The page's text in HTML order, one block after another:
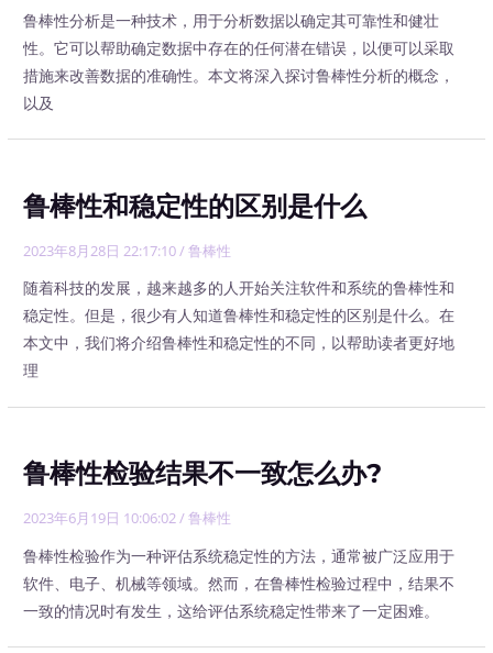
鲁棒性分析是一种技术，用于分析数据以确定其可靠性和健壮
性。它可以帮助确定数据中存在的任何潜在错误，以便可以采取
措施来改善数据的准确性。本文将深入探讨鲁棒性分析的概念，
以及
鲁棒性和稳定性的区别是什么
2023年8月28日 22:17:10/鲁棒性
随着科技的发展，越来越多的人开始关注软件和系统的鲁棒性和
稳定性。但是，很少有人知道鲁棒性和稳定性的区别是什么。在
本文中，我们将介绍鲁棒性和稳定性的不同，以帮助读者更好地
理
鲁棒性检验结果不一致怎么办?
2023年6月19日 10:06:02/鲁棒性
鲁棒性检验作为一种评估系统稳定性的方法，通常被广泛应用于
软件、电子、机械等领域。然而，在鲁棒性检验过程中，结果不
一致的情况时有发生，这给评估系统稳定性带来了一定困难。